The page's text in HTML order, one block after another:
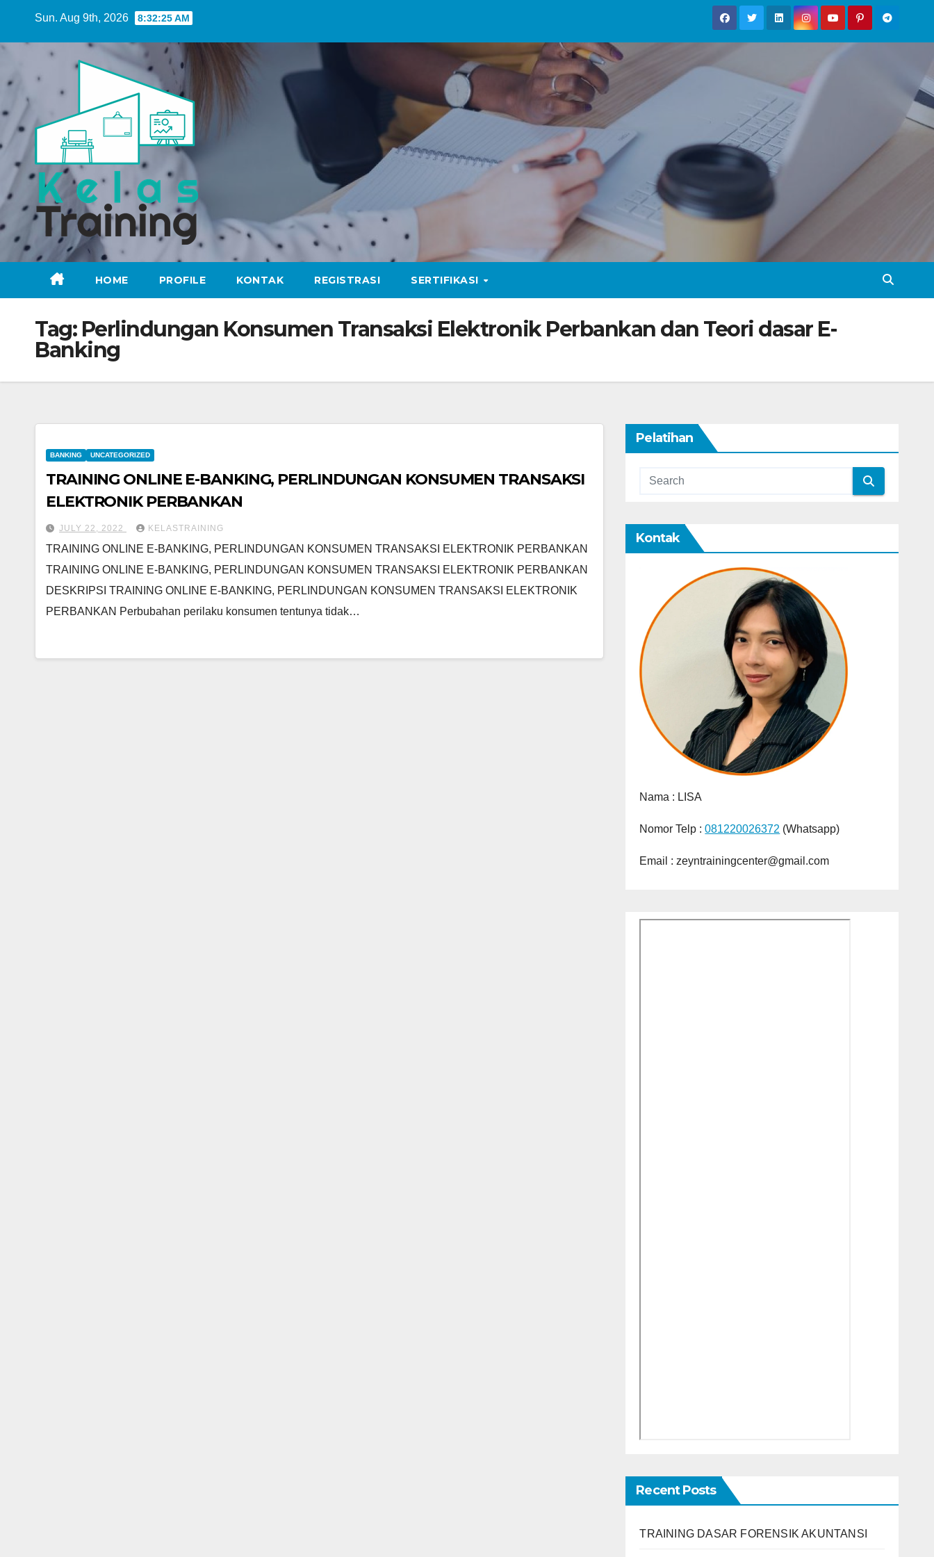
content
Sun. Aug 9th, 2026 8:32:26 AM
HOME PROFILE KONTAK REGISTRASI SERTIFIKASI
Tag: Perlindungan Konsumen Transaksi Elektronik Perbankan dan Teori dasar E-
Banking
BANKING UNCATEGORIZED
TRAINING ONLINE E-BANKING, PERLINDUNGAN KONSUMEN TRANSAKSI
ELEKTRONIK PERBANKAN
JULY 22, 2022 KELASTRAINING
TRAINING ONLINE E-BANKING, PERLINDUNGAN KONSUMEN TRANSAKSI ELEKTRONIK PERBANKAN
TRAINING ONLINE E-BANKING, PERLINDUNGAN KONSUMEN TRANSAKSI ELEKTRONIK PERBANKAN
DESKRIPSI TRAINING ONLINE E-BANKING, PERLINDUNGAN KONSUMEN TRANSAKSI ELEKTRONIK
PERBANKAN Perbubahan perilaku konsumen tentunya tidak…
Pelatihan
Kontak
Nama : LISA
Nomor Telp :081220026372 (Whatsapp)
Email : zeyntrainingcenter@gmail.com
Recent Posts
TRAINING DASAR FORENSIK AKUNTANSI